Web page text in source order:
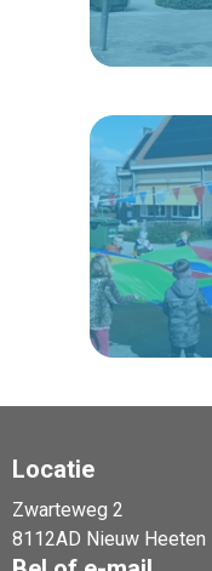
Locatie
Zwarteweg 2
8112AD Nieuw Heeten